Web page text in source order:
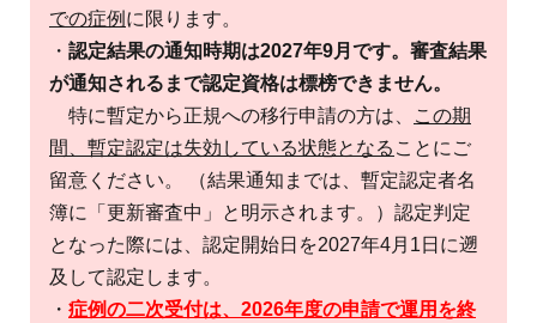
での症例 に限ります。
・ 認定結果の通知時期は2027年9月です。審査結果
が通知されるまで認定資格は標榜できません。
特に暫定から正規への移行申請の方は、
この期
間、暫定認定は失効している状態となる ことにご
留意ください。 （結果通知までは、暫定認定者名
簿に「更新審査中」と明示されます。）認定判定
となった際には、認定開始日を2027年4月1日に遡
及して認定します。
・ 症例の二次受付は、2026年度の申請で運用を終